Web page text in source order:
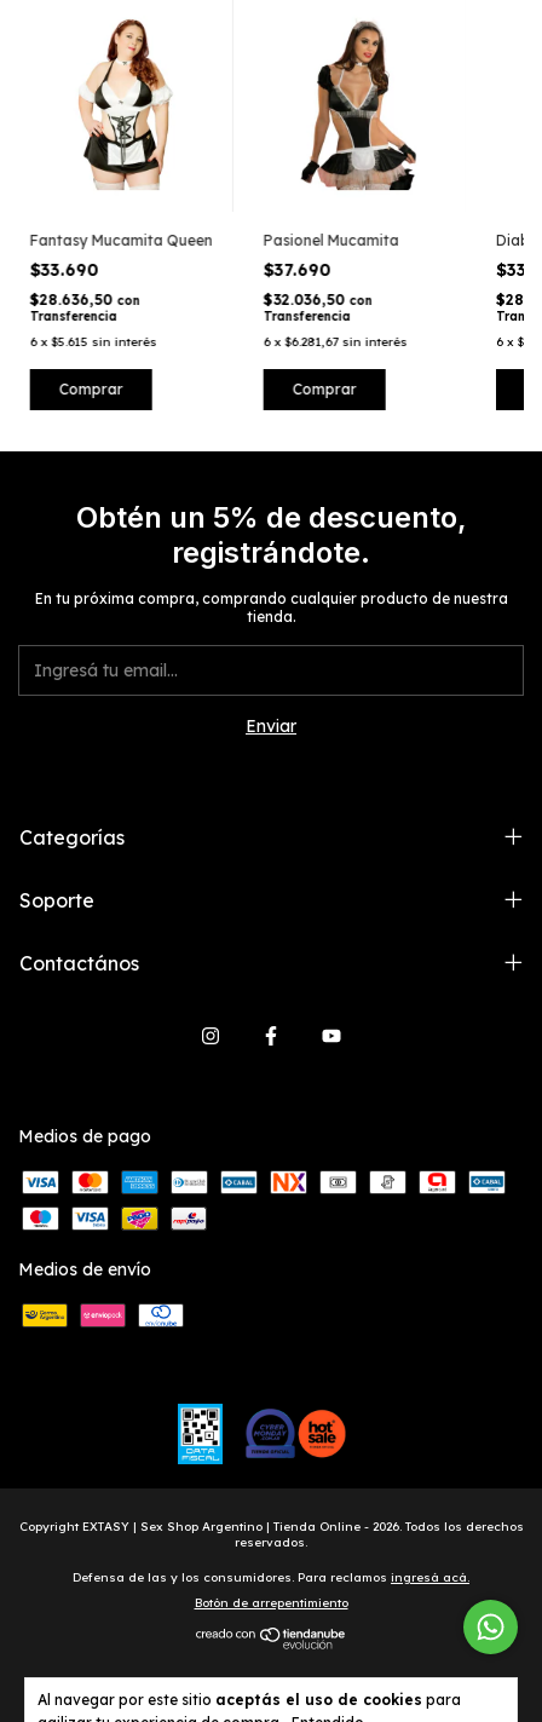
Al navegar por este sitio aceptás el uso de cookies para
Fantasy Mucamita Queen
$33.690
$28.636,50 con
Transferencia
6 x$5.615 sin interés
Pasionel Mucamita
$37.690
$32.036,50 con
Transferencia
6 x$6.281,67 sin interés
6 x
Obtén un 5% de descuento,
registrándote.
En tu próxima compra, comprando cualquier producto de nuestra
tienda.
Categorías
Soporte
Contactános
Medios de pago
Medios de envío
Copyright EXTASY | Sex Shop Argentino | Tienda Online - 2026. Todos los derechos
reservados.
Defensa de las y los consumidores. Para reclamos ingresá acá.
Botón de arrepentimiento